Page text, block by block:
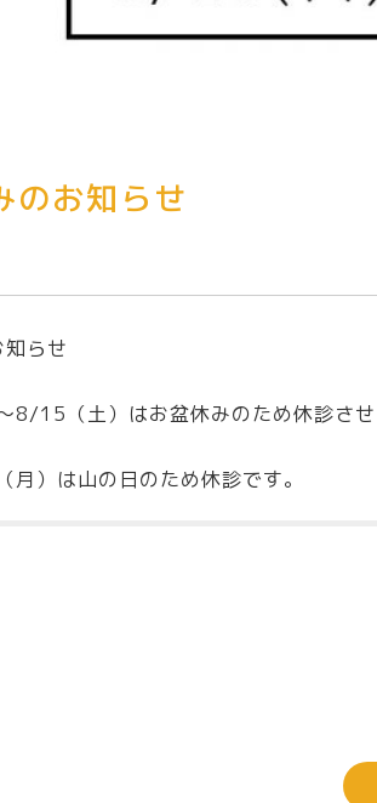
のお知らせ
らせ
8/15（土）はお盆休みのため休診させ
）は山の日のため休診です。